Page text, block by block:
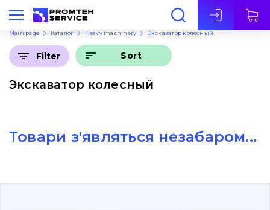
Eng
Main page Каталог Heavy machinery Экскаватор колесный
Экскаватор колесный
Filter Sort
Товари з'являться незабаром...